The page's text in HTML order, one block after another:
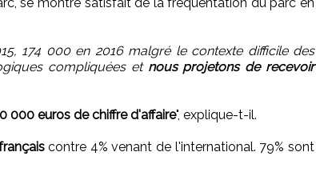
174 000 en 2016 malgré le contexte difficile des
compliquées et nous projetons de recevoir
000 euros de chiffre d'affaire", explique-t-il.
contre 4% venant de l'international. 79% sont